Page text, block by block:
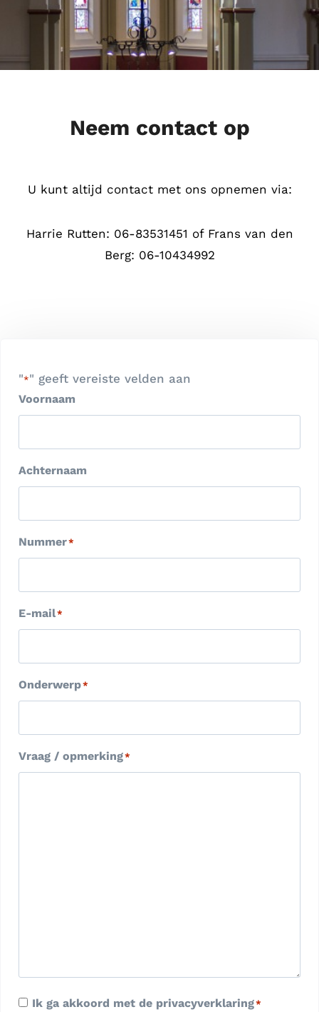
Neem contact op
U kunt altijd contact met ons opnemen via:
Harrie Rutten: 06-83531451 of Frans van den
Berg: 06-10434992
"*" geeft vereiste velden aan
Voornaam
Achternaam
Nummer*
E-mail*
Onderwerp*
Vraag / opmerking*
P Ik ga akkoord met de privacyverklaring*